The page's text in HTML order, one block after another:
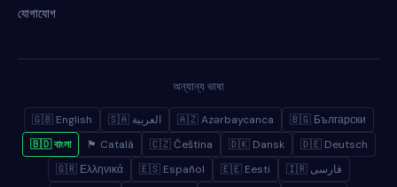
যোগাযোগ
অন্যান্য ভাষা
🇬🇧 English 🇸🇦 العربية 🇦🇿 Azərbaycanca
🇧🇬 Български
🇧🇩 বাংলা
🏴 Català 🇨🇿 Čeština 🇩🇰 Dansk
🇩🇪 Deutsch
🇬🇷 Ελληνικά
🇪🇸 Español 🇪🇪 Eesti 🇮🇷 فارسی